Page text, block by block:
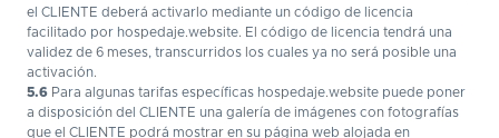
el CLIENTE deberá activarlo mediante un código de licencia
facilitado por hospedaje.website. El código de licencia tendrá una
validez de 6 meses, transcurridos los cuales ya no será posible una
activación.
5.6 Para algunas tarifas específicas hospedaje.website puede poner
a disposición del CLIENTE una galería de imágenes con fotografías
que el CLIENTE podrá mostrar en su página web alojada en